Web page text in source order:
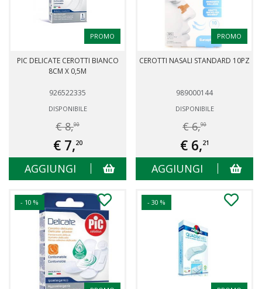
PROMO
PIC DELICATE CEROTTI BIANCO
8CM X 0,5M
926522335
DISPONIBILE
€ 8,00
€ 7,20
AGGIUNGI
PROMO
CEROTTI NASALI STANDARD 10PZ
989000144
DISPONIBILE
€ 6,90
€ 6,21
AGGIUNGI
- 10 % - 30 %